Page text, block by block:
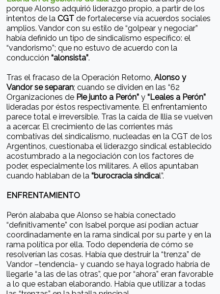
porque Alonso adquirió liderazgo propio, a partir de los
intentos de laCGT de fortalecerse vía acuerdos sociales
amplios. Vandor con su estilo de “golpear y negociar”
había definido un tipo de sindicalismo específico: el
“vandorismo”; que no estuvo de acuerdo con la
conducción“alonsista”.
Tras el fracaso de la Operación Retorno,Alonso y
Vandor se separan; cuando se dividen en las “62
Organizaciones de Pie junto a Perón” y“Leales a Perón”
lideradas por éstos respectivamente. El enfrentamiento
parece total e irreversible. Tras la caída de Illia se vuelven
a acercar. El crecimiento de las corrientes más
combativas del sindicalismo, nucleadas en la CGT de los
Argentinos, cuestionaba el liderazgo sindical establecido
acostumbrado a la negociación con los factores de
poder, especialmente los militares. A ellos apuntaban
cuando hablaban de la“burocracia sindical”.
ENFRENTAMIENTO
Perón alababa que Alonso se había conectado
“definitivamente” con Isabel porque así podían actuar
coordinadamente en la rama sindical por su parte y en la
rama política por ella. Todo dependería de cómo se
resolverían las cosas. Había que destruir la “trenza” de
Vandor –tendencia- y cuando se haya logrado habría de
llegarle “a las de las otras”, que por “ahora” eran favorable
a lo que estaban elaborando. Había que utilizar a todas